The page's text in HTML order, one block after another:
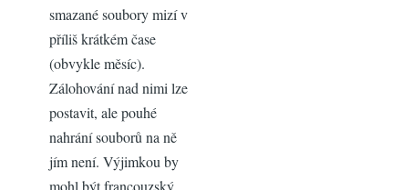
smazané soubory mizí v
příliš krátkém čase
(obvykle měsíc).
Zálohování nad nimi lze
postavit, ale pouhé
nahrání souborů na ně
jím není. Výjimkou by
mohl být francouzský